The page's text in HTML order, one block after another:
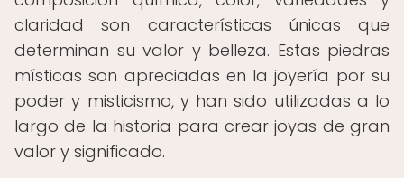
claridad son características únicas que
determinan su valor y belleza. Estas piedras
místicas son apreciadas en la joyería por su
poder y misticismo, y han sido utilizadas a lo
largo de la historia para crear joyas de gran
valor y significado.